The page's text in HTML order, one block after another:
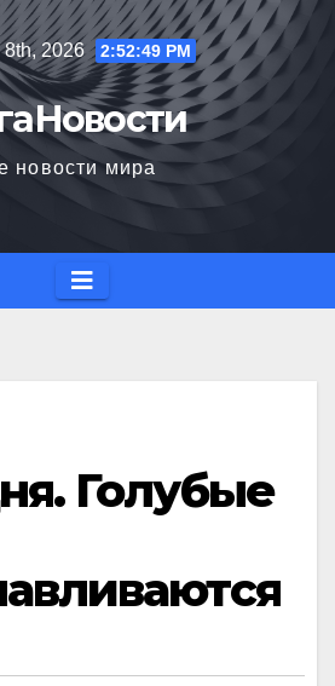
2026 2:52:50 PM
новости мира
Голубые